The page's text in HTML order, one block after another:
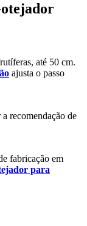
até 50 cm.
ajusta o passo
recomendação de
fabricação em
para